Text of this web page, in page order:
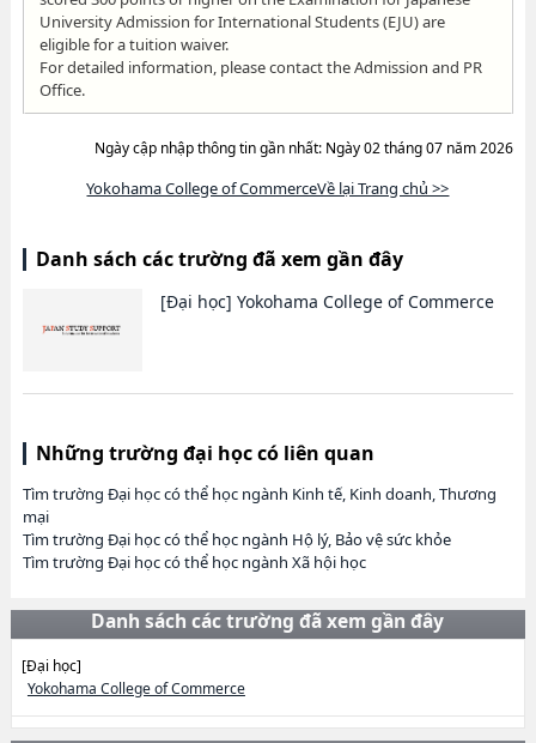
University Admission for International Students (EJU) are
eligible for a tuition waiver.
For detailed information, please contact the Admission and PR
Office.
Ngày cập nhập thông tin gần nhất: Ngày 02 tháng 07 năm 2026
Yokohama College of CommerceVề lại Trang chủ >>
Danh sách các trường đã xem gần đây
[Đại học] Yokohama College of Commerce
Những trường đại học có liên quan
Tìm trường Đại học có thể học ngành Kinh tế, Kinh doanh, Thương
mại
Tìm trường Đại học có thể học ngành Hộ lý, Bảo vệ sức khỏe
Tìm trường Đại học có thể học ngành Xã hội học
Danh sách các trường đã xem gần đây
[Đại học]
Yokohama College of Commerce